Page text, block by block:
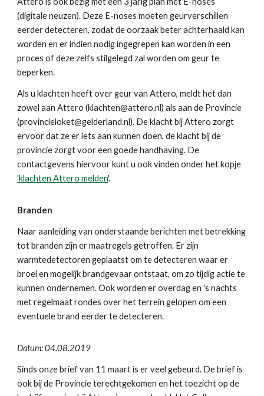
(digitale neuzen). Deze E-noses moeten geurverschillen
eerder detecteren, zodat de oorzaak beter achterhaald kan
worden en er indien nodig ingegrepen kan worden in een
proces of deze zelfs stilgelegd zal worden om geur te
beperken.
Als u klachten heeft over geur van Attero, meldt het dan
zowel aan Attero (klachten@attero.nl) als aan de Provincie
(provincieloket@gelderland.nl). De klacht bij Attero zorgt
ervoor dat ze er iets aan kunnen doen, de klacht bij de
provincie zorgt voor een goede handhaving. De
contactgevens hiervoor kunt u ook vinden onder het kopje
'klachten Attero melden'.
Branden
Naar aanleiding van onderstaande berichten met betrekking
tot branden zijn er maatregels getroffen. Er zijn
warmtedetectoren geplaatst om te detecteren waar er
broei en mogelijk brandgevaar ontstaat, om zo tijdig actie te
kunnen ondernemen. Ook worden er overdag en 's nachts
met regelmaat rondes over het terrein gelopen om een
eventuele brand eerder te detecteren.
Datum: 04.08.2019
Sinds onze brief van 11 maart is er veel gebeurd. De brief is
ook bij de Provincie terechtgekomen en het toezicht op de